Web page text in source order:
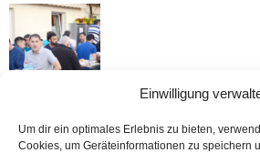
Einwilligung
Um dir ein optimales Erlebnis zu bieten,
Cookies, um Geräteinformationen zu speichern
Kontakt Datenschutzerklärung